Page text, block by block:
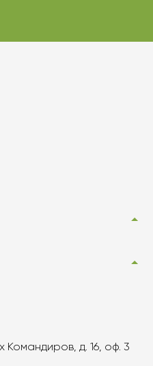
Командиров, д. 16, оф. 3